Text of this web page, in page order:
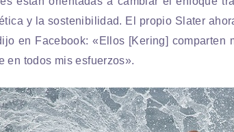
y la sostenibilidad. El propio Slater
en Facebook: «Ellos [Kering] comparten
en todos mis esfuerzos».